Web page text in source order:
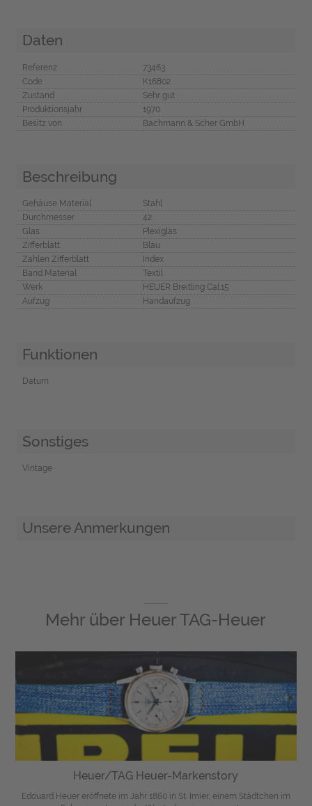
Daten
Referenz
73463
Code
K16802
Zustand
Sehr gut
Produktionsjahr
1970
Besitz von
Bachmann & Scher GmbH
Beschreibung
Gehäuse Material
Stahl
Durchmesser
42
Glas
Plexiglas
Zifferblatt
Blau
Zahlen Zifferblatt
Index
Band Material
Textil
Werk
HEUER Breitling Cal.15
Aufzug
Handaufzug
Funktionen
Datum
Sonstiges
Vintage
Unsere Anmerkungen
Mehr über Heuer TAG-Heuer
Heuer/TAG Heuer-Markenstory
Edouard Heuer eröffnete im Jahr 1860 in St. Imier, einem Städtchen im